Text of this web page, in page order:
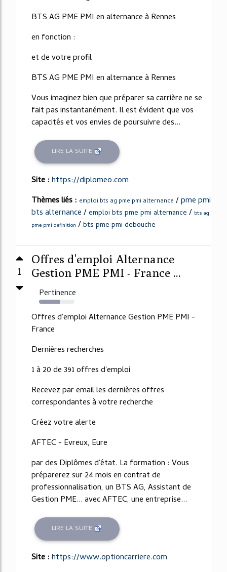
BTS AG PME PMI en alternance à Rennes
en fonction :
et de votre profil
BTS AG PME PMI en alternance à Rennes
Vous imaginez bien que préparer sa carrière ne se
fait pas instantanément. Il est évident que vos
capacités et vos envies de poursuivre des...
LIRE LA SUITE
Site :https://diplomeo.com
Thèmes liés : emploi bts ag pme pmi alternance /pme pmi
bts alternance/emploi bts pme pmi alternance / bts ag
pme pmi definition /bts pme pmi debouche
1
Offres d'emploi Alternance
Gestion PME PMI - France ...
Pertinence
59%
Offres d'emploi Alternance Gestion PME PMI -
France
Dernières recherches
1 à 20 de 391 offres d'emploi
Recevez par email les dernières offres
correspondantes à votre recherche
Créez votre alerte
AFTEC - Evreux, Eure
par des Diplômes d'état. La formation : Vous
préparerez sur 24 mois en contrat de
professionnalisation, un BTS AG, Assistant de
Gestion PME... avec AFTEC, une entreprise...
LIRE LA SUITE
Site :https://www.optioncarriere.com